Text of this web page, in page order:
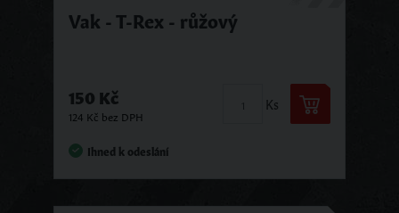
Vak - T-Rex - růžový
150 Kč
124 Kč bez DPH
Ks
Ihned k odeslání